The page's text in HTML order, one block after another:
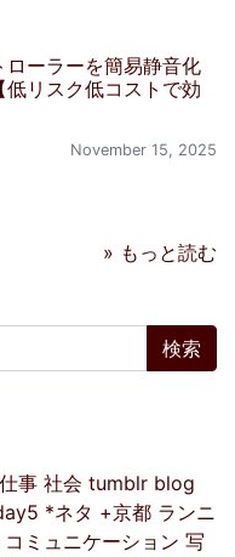
ローラーを簡易静音化
低リスク低コストで効
November 15, 2025
» もっと読む
仕事 社会 tumblr blog
*ネタ +京都 ランニ
コミュニケーション 写